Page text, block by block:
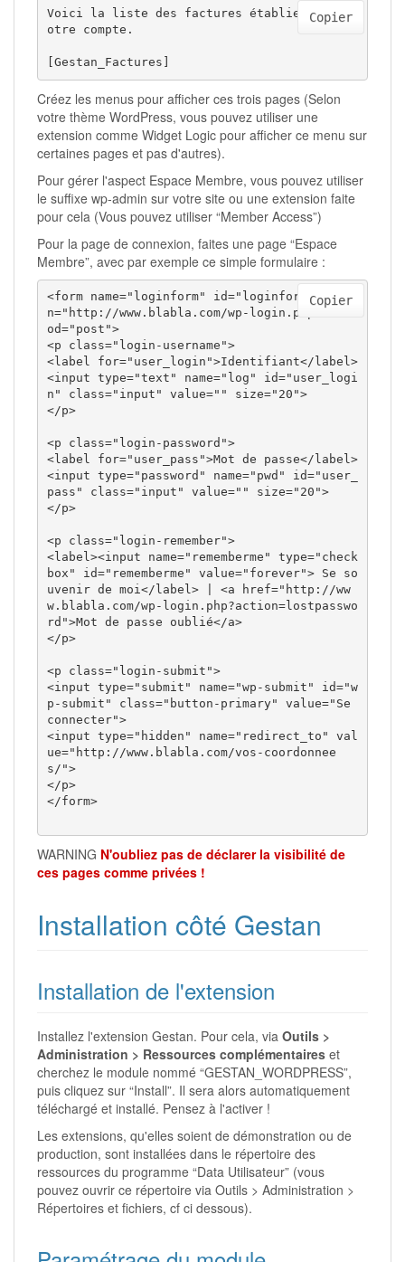
Voici la liste des factures établies pour v
otre compte.
[Gestan_Factures]
Copier
Créez les menus pour afficher ces trois pages (Selon
votre thème WordPress, vous pouvez utiliser une
extension comme Widget Logic pour afficher ce menu sur
certaines pages et pas d'autres).
Pour gérer l'aspect Espace Membre, vous pouvez utiliser
le suffixe wp-admin sur votre site ou une extension faite
pour cela (Vous pouvez utiliser “Member Access”)
Pour la page de connexion, faites une page “Espace
Membre”, avec par exemple ce simple formulaire :
<form name="loginform" id="loginform" actio
n="http://www.blabla.com/wp-login.php" meth
od="post">
<p class="login-username">
<label for="user_login">Identifiant</label>
<input type="text" name="log" id="user_logi
n" class="input" value="" size="20">
</p>
<p class="login-password">
<label for="user_pass">Mot de passe</label>
<input type="password" name="pwd" id="user_
pass" class="input" value="" size="20">
</p>
<p class="login-remember">
<label><input name="rememberme" type="check
box" id="rememberme" value="forever"> Se so
uvenir de moi</label> | <a href="http://ww
w.blabla.com/wp-login.php?action=lostpasswo
rd">Mot de passe oublié</a>
</p>
<p class="login-submit">
<input type="submit" name="wp-submit" id="w
p-submit" class="button-primary" value="Se
connecter">
<input type="hidden" name="redirect_to" val
ue="http://www.blabla.com/vos-coordonnee
s/">
</p>
</form>
Copier
WARNING N'oubliez pas de déclarer la visibilité de
ces pages comme privées !
Installation côté Gestan
Installation de l'extension
Installez l'extension Gestan. Pour cela, via Outils >
Administration > Ressources complémentaires et
cherchez le module nommé “GESTAN_WORDPRESS”,
puis cliquez sur “Install”. Il sera alors automatiquement
téléchargé et installé. Pensez à l'activer !
Les extensions, qu'elles soient de démonstration ou de
production, sont installées dans le répertoire des
ressources du programme “Data Utilisateur” (vous
pouvez ouvrir ce répertoire via Outils > Administration >
Répertoires et fichiers, cf ci dessous).